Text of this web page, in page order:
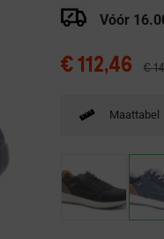
Vóór
€ 112,46 €
Maattabel